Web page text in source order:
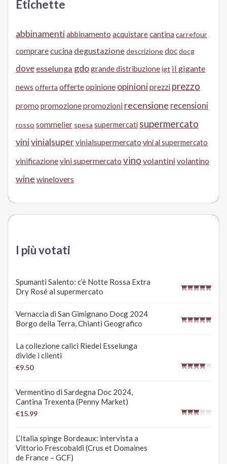
Etichette
abbinamentiabbinamento acquistarecantina carrefour
comprarecucina degustazionedescrizionedocdocg
dove esselunga gdogrande distribuzioneigt il gigante
news offerta offerteopinione opinioniprezzi prezzo
promo promozionepromozioni recensione recensioni
rosso sommelier spesa supermercati supermercato
vinivinialsupervinialsupermercato vini al supermercato
vinificazionevini supermercato vino volantini volantino
wine winelovers
I più votati
Spumanti Salento: c’è Notte Rossa Extra
Dry Rosé al supermercato
Vernaccia di San Gimignano Docg 2024
Borgo della Terra, Chianti Geografico
La collezione calici Riedel Esselunga
divide i clienti
€9.50
Vermentino di Sardegna Doc 2024,
Cantina Trexenta (Penny Market)
€15.99
L’Italia spinge Bordeaux: intervista a
Vittorio Frescobaldi (Crus et Domaines
de France – GCF)